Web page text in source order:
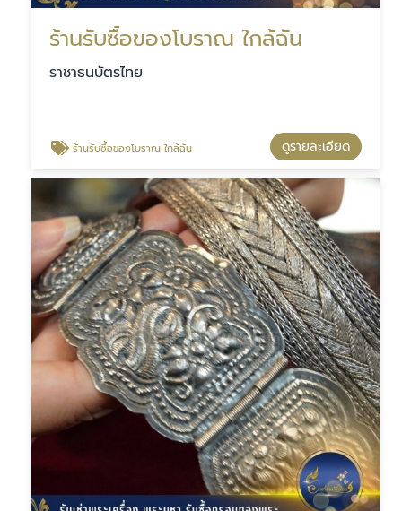
ร้านรับซื้อของโบราณ ใกล้ฉัน
ราชาธนบัตรไทย
ร้านรับซื้อของโบราณ ใกล้ฉัน ดูรายละเอียด